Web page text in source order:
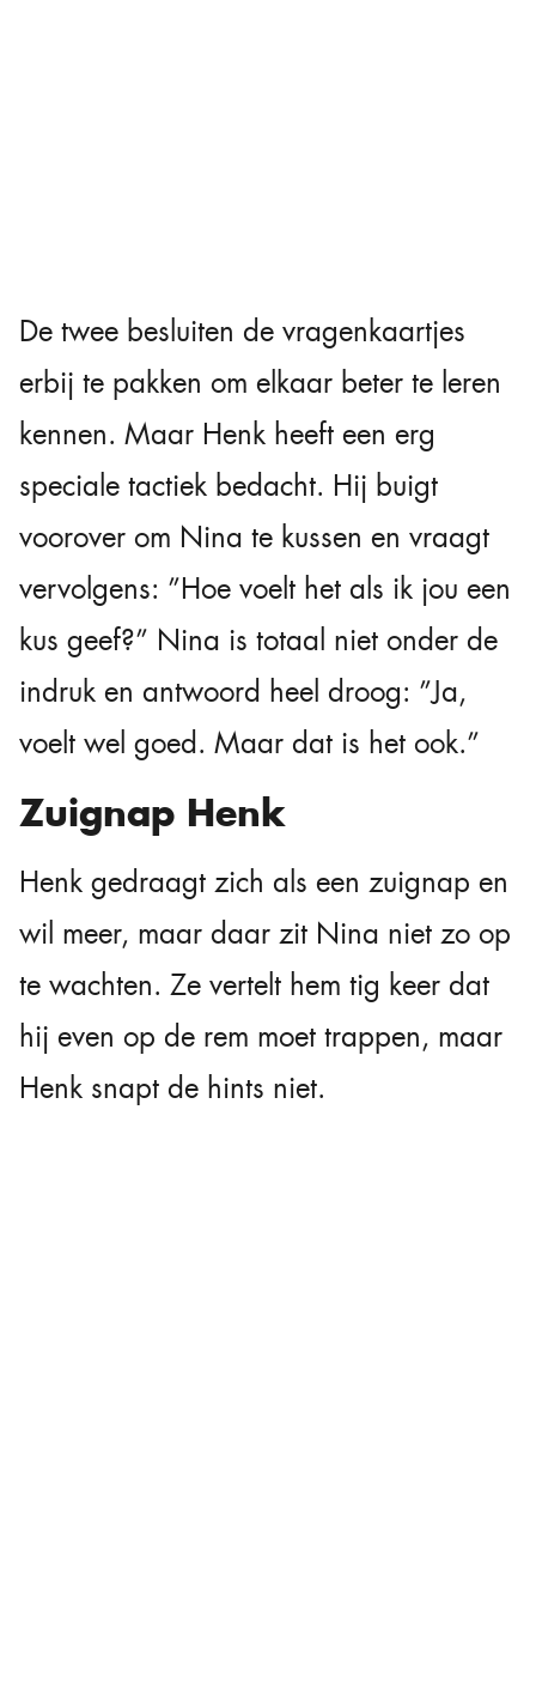
De twee besluiten de vragenkaartjes
erbij te pakken om elkaar beter te leren
kennen. Maar Henk heeft een erg
speciale tactiek bedacht. Hij buigt
voorover om Nina te kussen en vraagt
vervolgens: ”Hoe voelt het als ik jou een
kus geef?” Nina is totaal niet onder de
indruk en antwoord heel droog: ”Ja,
voelt wel goed. Maar dat is het ook.”
Zuignap Henk
Henk gedraagt zich als een zuignap en
wil meer, maar daar zit Nina niet zo op
te wachten. Ze vertelt hem tig keer dat
hij even op de rem moet trappen, maar
Henk snapt de hints niet.